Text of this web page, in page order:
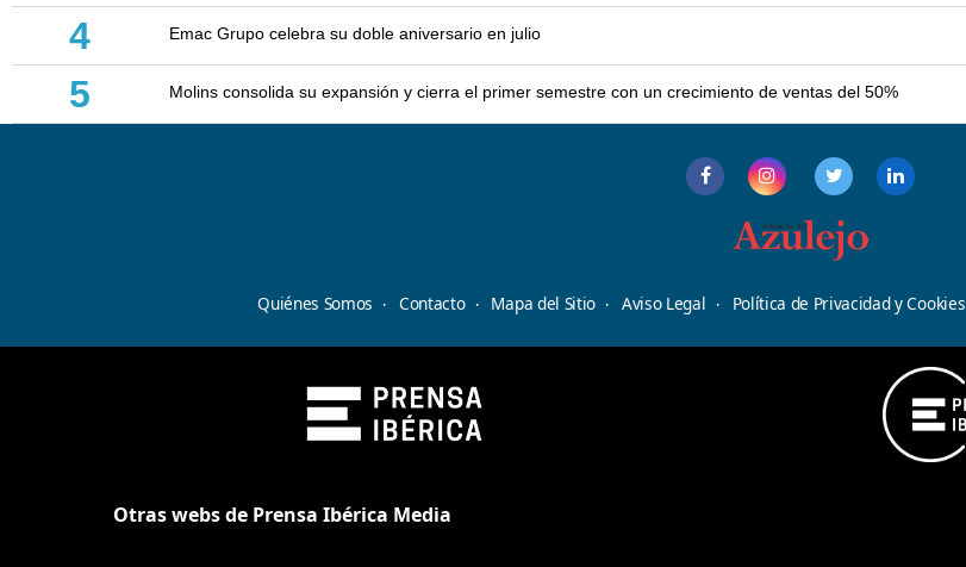
4 Emac Grupo celebra su doble aniversario en julio
5 Molins consolida su expansión y cierra el primer semestre con un crecimiento de ventas del 50%
Quiénes Somos Contacto Mapa del Sitio Aviso Legal Política de Privacidad y Cookies
Otras webs de Prensa Ibérica Media